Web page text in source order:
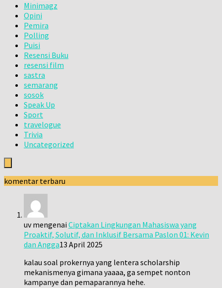
Minimagz
Opini
Pemira
Polling
Puisi
Resensi Buku
resensi film
sastra
semarang
sosok
Speak Up
Sport
travelogue
Trivia
Uncategorized
komentar terbaru
uvmengenai Ciptakan Lingkungan Mahasiswa yang
Proaktif, Solutif, dan Inklusif Bersama Paslon 01: Kevin
dan Angga13 April 2025
kalau soal prokernya yang lentera scholarship
mekanismenya gimana yaaaa, ga sempet nonton
kampanye dan pemaparannya hehe.